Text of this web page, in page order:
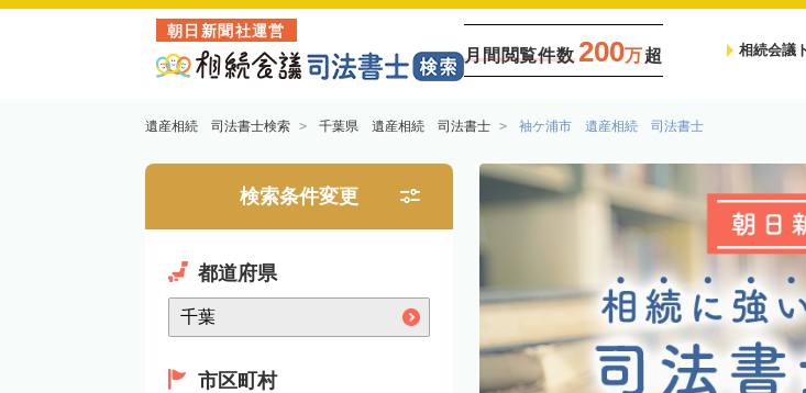
朝日新聞社運営
月間閲覧件数 200万超 相続会議
遺産相続 司法書士検索 千葉県 遺産相続 司法書士 袖ケ浦市 遺産相続 司法書士
検索条件変更
都道府県
市区町村